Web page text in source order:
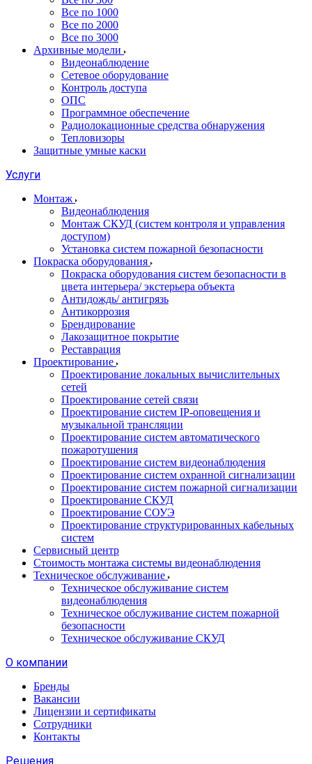
Все по 1000
Все по 2000
Все по 3000
Архивные модели
Видеонаблюдение
Сетевое оборудование
Контроль доступа
ОПС
Программное обеспечение
Радиолокационные средства обнаружения
Тепловизоры
Защитные умные каски
Услуги
Монтаж
Видеонаблюдения
Монтаж СКУД (систем контроля и управления
доступом)
Установка систем пожарной безопасности
Покраска оборудования
Покраска оборудования систем безопасности в
цвета интерьера/ экстерьера объекта
Антидождь/ антигрязь
Антикоррозия
Брендирование
Лакозащитное покрытие
Реставрация
Проектирование
Проектирование локальных вычислительных
сетей
Проектирование сетей связи
Проектирование систем IP-оповещения и
музыкальной трансляции
Проектирование систем автоматического
пожаротушения
Проектирование систем видеонаблюдения
Проектирование систем охранной сигнализации
Проектирование систем пожарной сигнализации
Проектирование СКУД
Проектирование СОУЭ
Проектирование структурированных кабельных
систем
Сервисный центр
Стоимость монтажа системы видеонаблюдения
Техническое обслуживание
Техническое обслуживание систем
видеонаблюдения
Техническое обслуживание систем пожарной
безопасности
Техническое обслуживание СКУД
О компании
Бренды
Вакансии
Лицензии и сертификаты
Сотрудники
Контакты
Решения